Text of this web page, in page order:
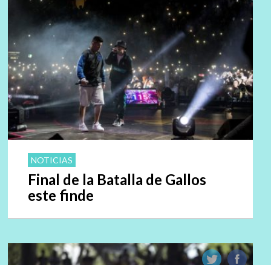
NOTICIAS
Final de la Batalla de Gallos
este finde